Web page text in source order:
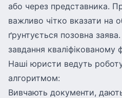
або через представника.
важливо чітко вказати на
ґрунтується позовна
завдання кваліфікованому
Наші юристи ведуть
алгоритмом:
Вивчають документи,